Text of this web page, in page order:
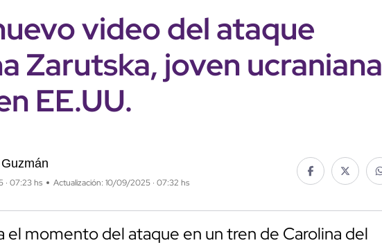
video del ataque
Zarutska, joven ucraniana
EE.UU.
· 07:23 hs Actualización: 10/09/2025 · 07:32 hs
el momento del ataque en un tren de Carolina del